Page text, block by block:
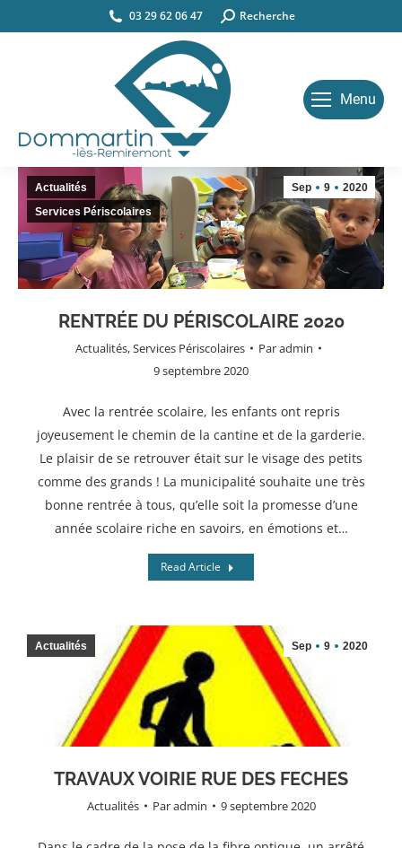
03 29 62 06 47 Search:Recherche
Menu
RENTRÉE DU PÉRISCOLAIRE 2020
Actualités,Services Périscolaires Paradmin
9 septembre 2020
Sep 9 2020
Actualités
Services Périscolaires
Avec la rentrée scolaire, les enfants ont repris
joyeusement le chemin de la cantine et de la garderie.
Le plaisir de se retrouver était sur le visage des petits
comme des grands ! La municipalité souhaite une très
bonne rentrée à tous, qu’elle soit la promesse d’une
année scolaire riche en savoirs, en émotions et…
Read Article
TRAVAUX VOIRIE RUE DES FECHES
Actualités Paradmin 9 septembre 2020
Sep 9 2020
Actualités